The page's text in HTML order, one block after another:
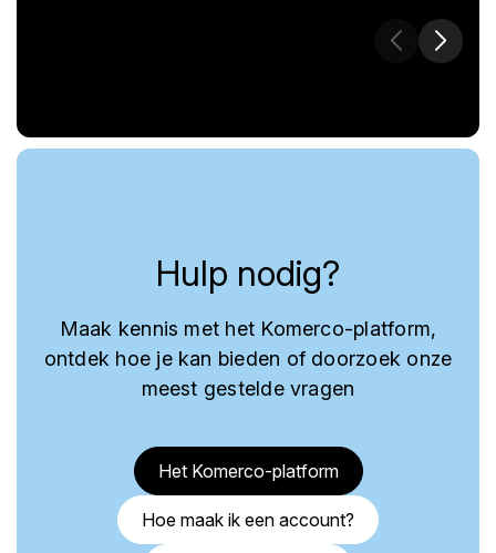
Hulp nodig?
Maak kennis met het Komerco-platform,
ontdek hoe je kan bieden of doorzoek onze
meest gestelde vragen
Het Komerco-platform
Hoe maak ik een account?